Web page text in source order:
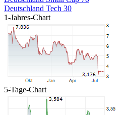
Deutschland Tech 30
1-Jahres-Chart
5-Tage-Chart